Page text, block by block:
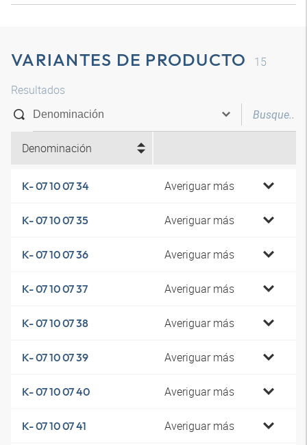
VARIANTES DE PRODUCTO
15
Resultados
Denominación
K- 07 10 07 34 Averiguar más
K- 07 10 07 35 Averiguar más
K- 07 10 07 36 Averiguar más
K- 07 10 07 37 Averiguar más
K- 07 10 07 38 Averiguar más
K- 07 10 07 39 Averiguar más
K- 07 10 07 40 Averiguar más
K- 07 10 07 41 Averiguar más